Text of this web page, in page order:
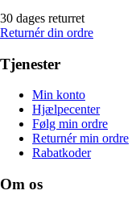
30 dages returret
Returnér din ordre
Tjenester
Min konto
Hjælpecenter
Følg min ordre
Returnér min ordre
Rabatkoder
Om os